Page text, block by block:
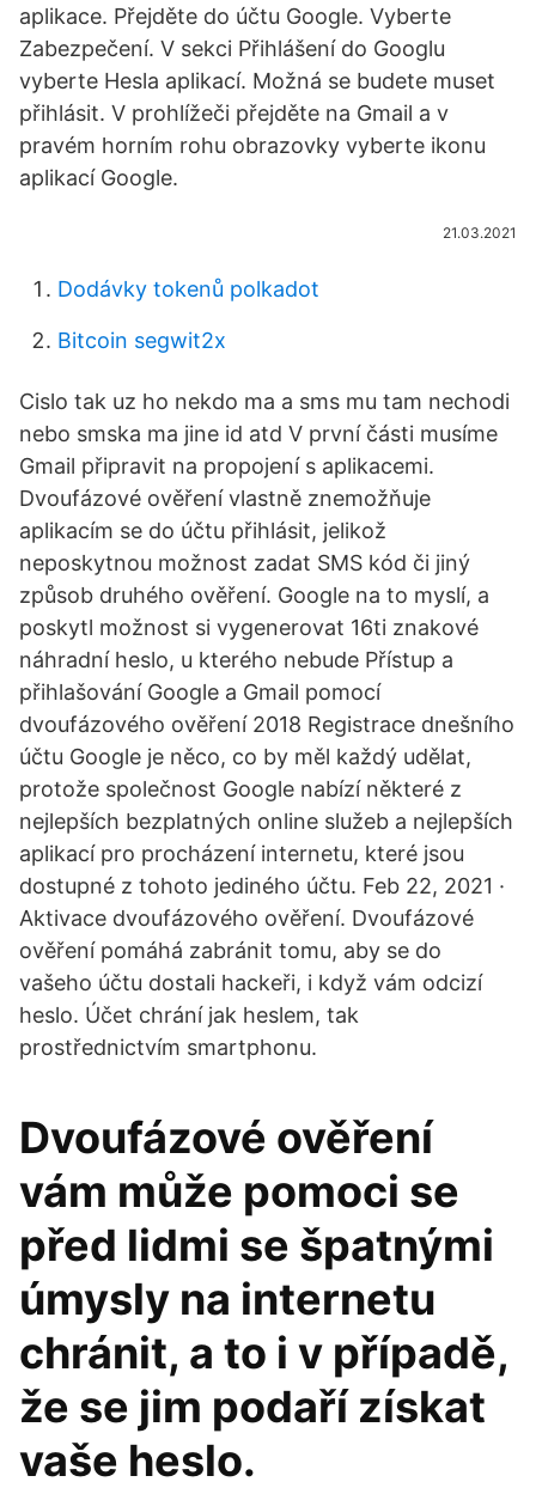
aplikace. Přejděte do účtu Google. Vyberte
Zabezpečení. V sekci Přihlášení do Googlu
vyberte Hesla aplikací. Možná se budete muset
přihlásit. V prohlížeči přejděte na Gmail a v
pravém horním rohu obrazovky vyberte ikonu
aplikací Google.
21.03.2021
Dodávky tokenů polkadot
Bitcoin segwit2x
Cislo tak uz ho nekdo ma a sms mu tam nechodi
nebo smska ma jine id atd V první části musíme
Gmail připravit na propojení s aplikacemi.
Dvoufázové ověření vlastně znemožňuje
aplikacím se do účtu přihlásit, jelikož
neposkytnou možnost zadat SMS kód či jiný
způsob druhého ověření. Google na to myslí, a
poskytl možnost si vygenerovat 16ti znakové
náhradní heslo, u kterého nebude Přístup a
přihlašování Google a Gmail pomocí
dvoufázového ověření 2018 Registrace dnešního
účtu Google je něco, co by měl každý udělat,
protože společnost Google nabízí některé z
nejlepších bezplatných online služeb a nejlepších
aplikací pro procházení internetu, které jsou
dostupné z tohoto jediného účtu. Feb 22, 2021 ·
Aktivace dvoufázového ověření. Dvoufázové
ověření pomáhá zabránit tomu, aby se do
vašeho účtu dostali hackeři, i když vám odcizí
heslo. Účet chrání jak heslem, tak
prostřednictvím smartphonu.
Dvoufázové ověření
vám může pomoci se
před lidmi se špatnými
úmysly na internetu
chránit, a to i v případě,
že se jim podaří získat
vaše heslo.